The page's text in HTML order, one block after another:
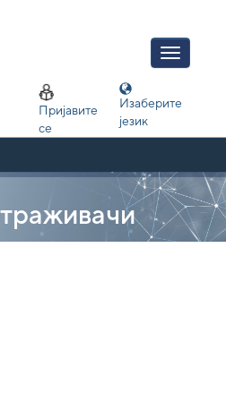
Пријавите
се
Изаберите
језик